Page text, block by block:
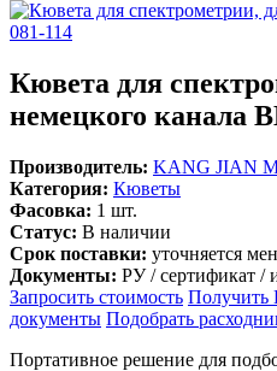
Кювета для
немецкого канала
Производитель: KANG JIAN
Категория: Кюветы
Фасовка: 1 шт.
Статус: В наличии
Срок поставки: уточняется
Документы: РУ / сертификат /
Запросить стоимость Получить
документы Подобрать
Портативное решение для